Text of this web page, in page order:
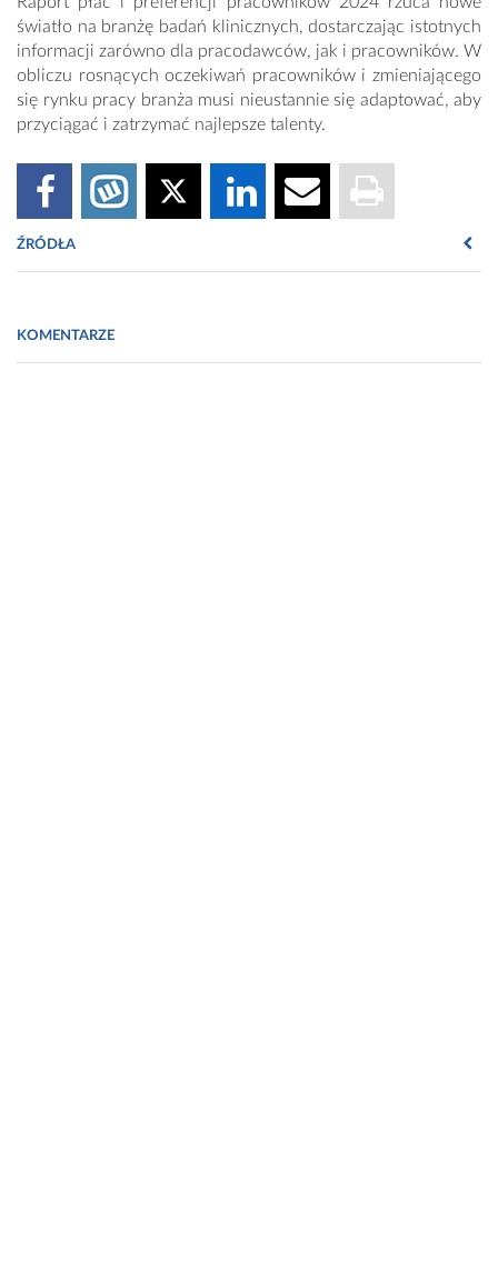
światło na branżę badań klinicznych, dostarczając istotnych
informacji zarówno dla pracodawców, jak i pracowników. W
obliczu rosnących oczekiwań pracowników i zmieniającego
się rynku pracy branża musi nieustannie się adaptować, aby
przyciągać i zatrzymać najlepsze talenty.
ŹRÓDŁA
KOMENTARZE